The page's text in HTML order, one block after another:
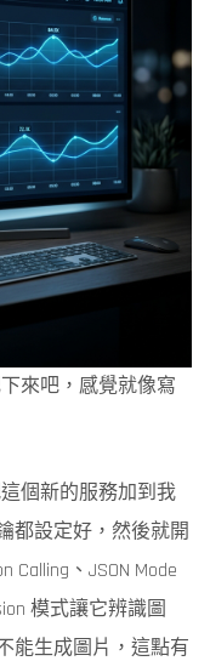
來吧，感覺就像寫
個新的服務加到我
都設定好，然後就開
Calling、JSON Mode
模式讓它辨識圖
能生成圖片，這點有